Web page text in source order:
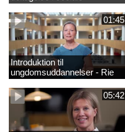
fællesskaber – inspiration og
viden til skoleledere og
ressourcepersoner
01:45
Introduktion til
ungdomsuddannelser - Rie
Thomsen
05:42